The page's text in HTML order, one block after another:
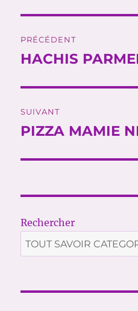
de
PRÉCÉDENT
Publication
HACHIS
SUIVANT
Publication
PIZZA MAMIE
Rechercher